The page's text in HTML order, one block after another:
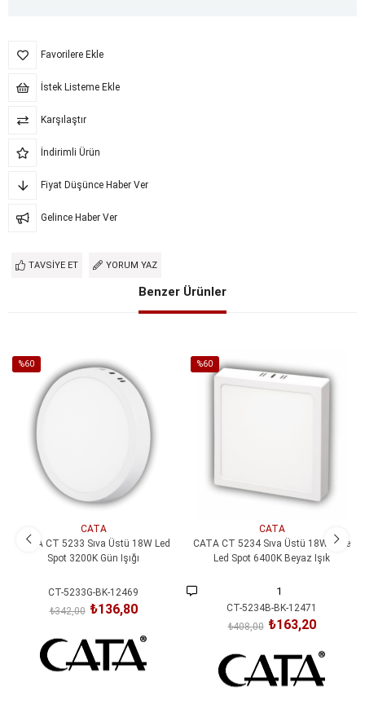
Favorilere Ekle
İstek Listeme Ekle
Karşılaştır
İndirimli Ürün
Fiyat Düşünce Haber Ver
Gelince Haber Ver
TAVSIYE ET YORUM YAZ
Benzer Ürünler
%60
%60İndirim
CATA
CATA CT 5233 Sıva Üstü 18W Led
Spot 3200K Gün Işığı
CT-5233G-BK-12469
₺136,80
₺342,00
%60
CATA
CATA CT 5234 Sıva Üstü 18W Kare
Led Spot 6400K Beyaz Işık
1
CT-5234B-BK-12471
₺163,20
₺408,00